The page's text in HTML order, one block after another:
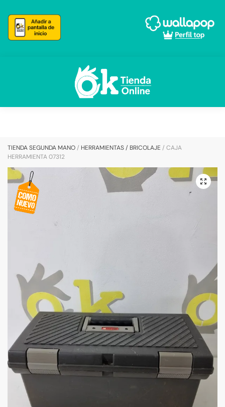
navigation
content
TIENDA SEGUNDA MANO/ HERRAMIENTAS / BRICOLAJE / CAJA
HERRAMIENTA 07312